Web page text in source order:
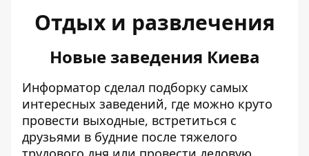
Отдых и развлечения
Новые заведения Киева
Информатор сделал подборку самых
интересных заведений, где можно круто
провести выходные, встретиться с
друзьями в будние после тяжелого